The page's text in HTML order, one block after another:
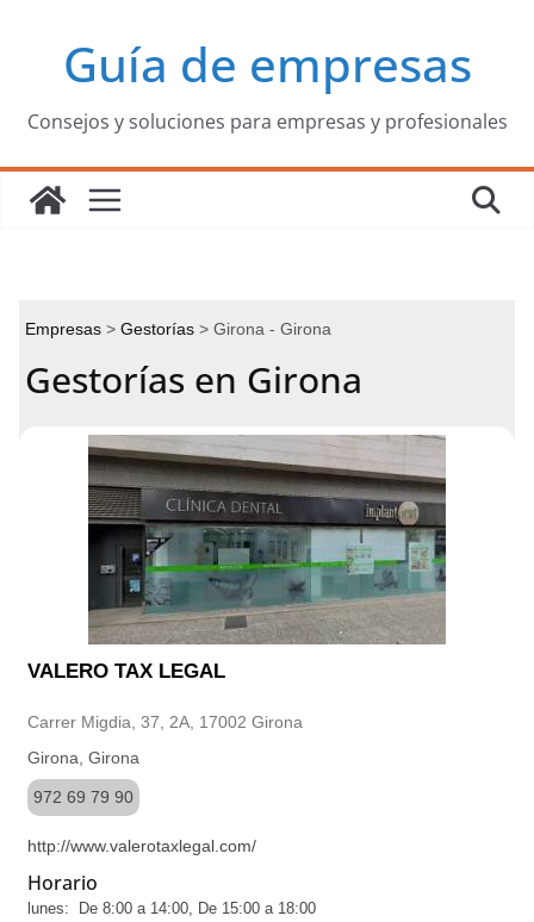
contenidoGuía de empresas
Consejos y soluciones para empresas y profesionales
Empresas Gestorías Girona - Girona
Gestorías en Girona
VALERO TAX LEGAL
Carrer Migdia, 37, 2A, 17002 Girona
Girona, Girona
972 69 79 90
http://www.valerotaxlegal.com/
Horario
lunes: De 8:00 a 14:00, De 15:00 a 18:00